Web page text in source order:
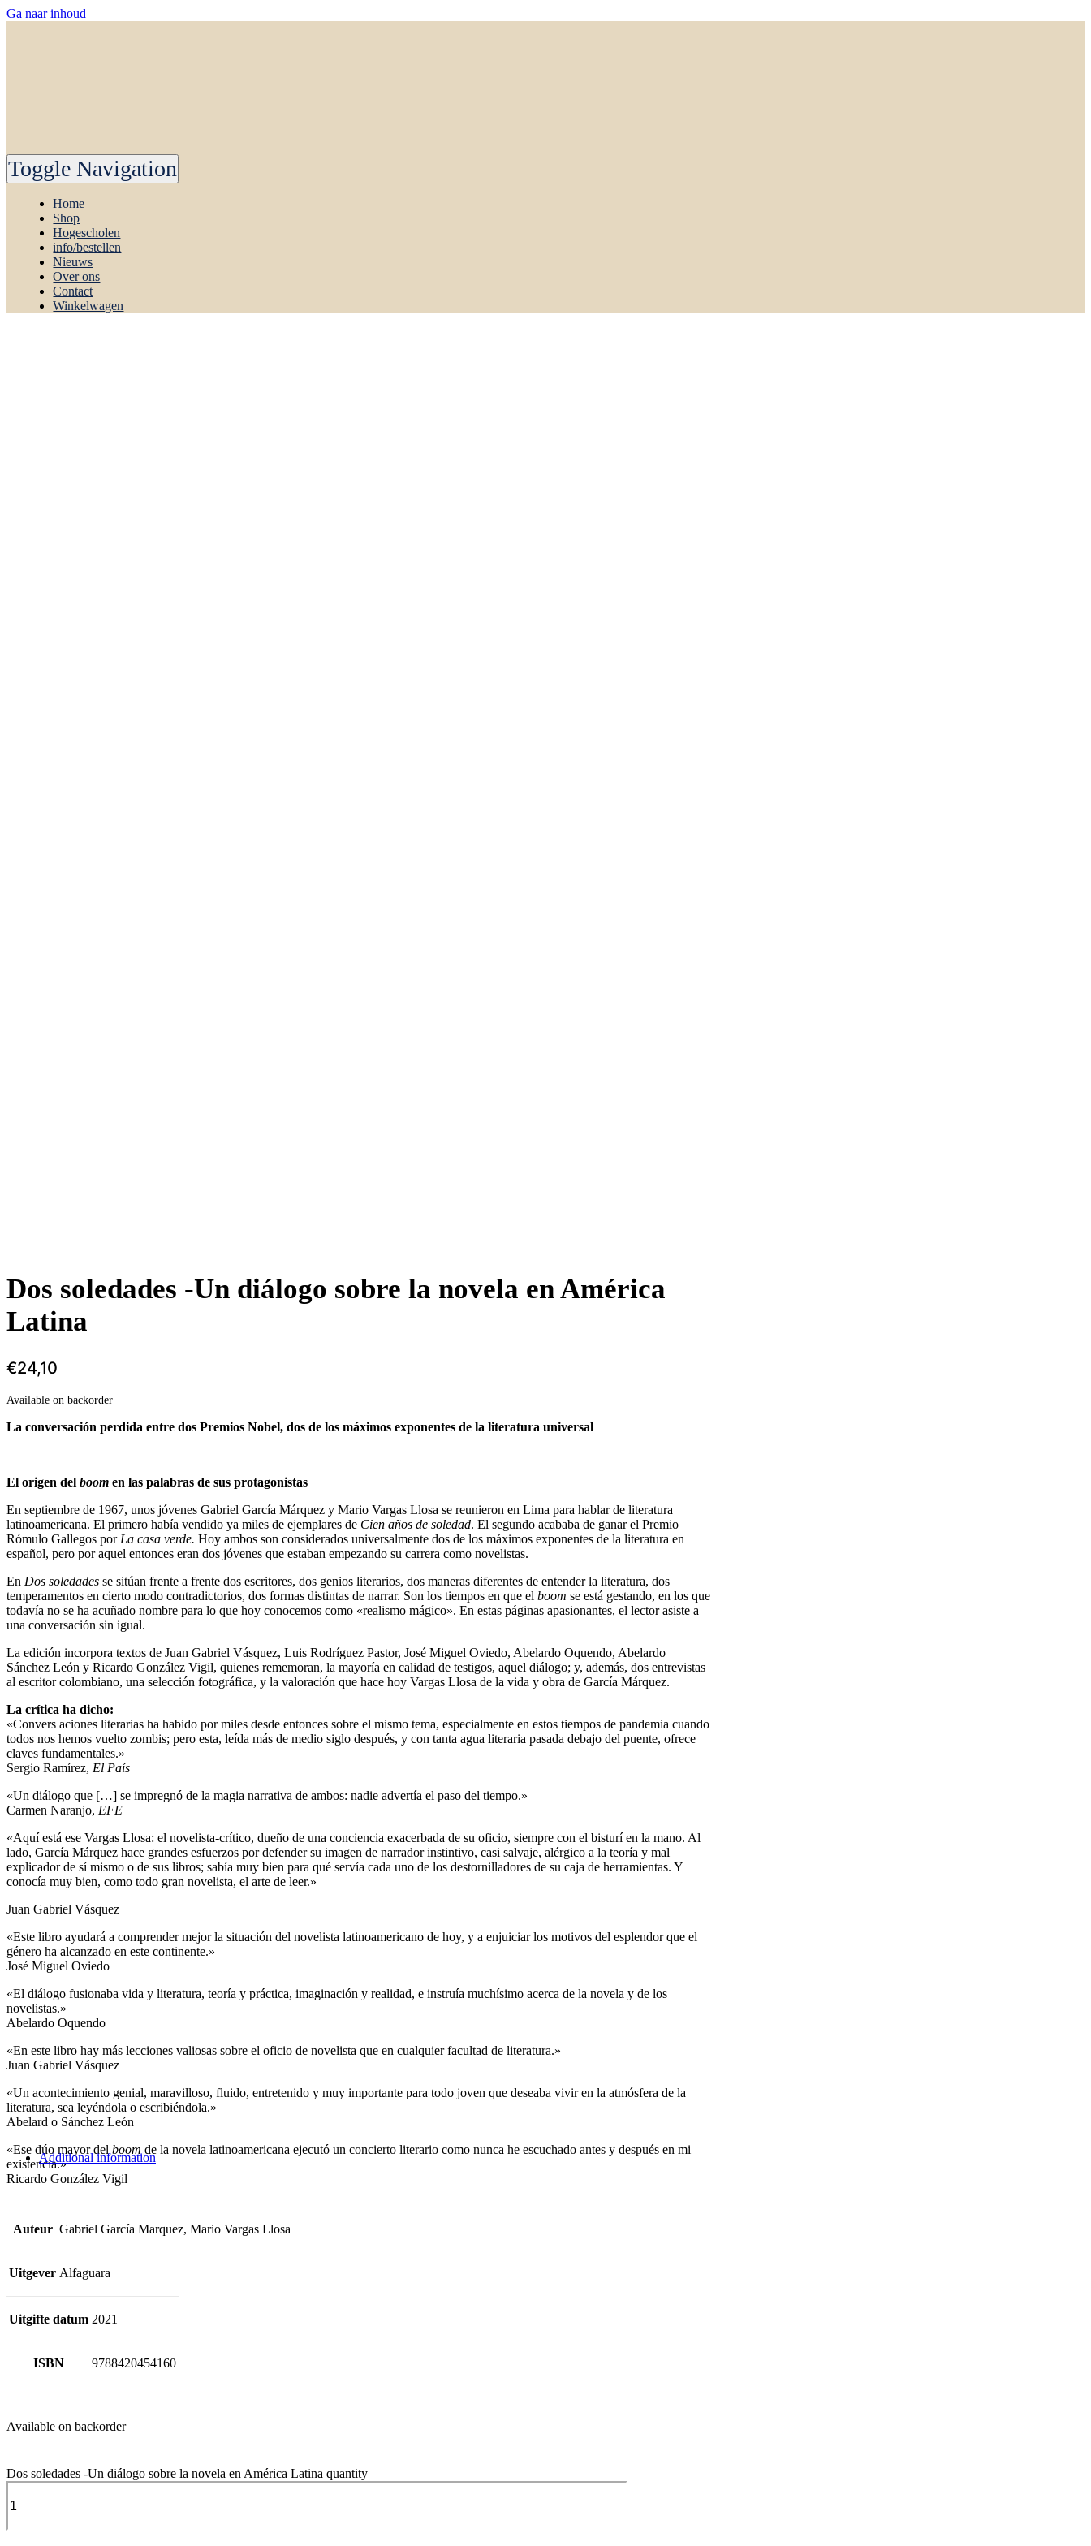
Ga naar inhoud
Toggle Navigation
Home
Shop
Hogescholen
info/bestellen
Nieuws
Over ons
Contact
Winkelwagen
Dos soledades -Un diálogo sobre la novela en América
Latina
€24,10
Available on backorder
La conversación perdida entre dos Premios Nobel, dos de los máximos exponentes de la literatura universal
El origen del boom en las palabras de sus protagonistas
En septiembre de 1967, unos jóvenes Gabriel García Márquez y Mario Vargas Llosa se reunieron en Lima para hablar de literatura
latinoamericana. El primero había vendido ya miles de ejemplares de Cien años de soledad. El segundo acababa de ganar el Premio
Rómulo Gallegos porLa casa verde. Hoy ambos son considerados universalmente dos de los máximos exponentes de la literatura en
español, pero por aquel entonces eran dos jóvenes que estaban empezando su carrera como novelistas.
En Dos soledades se sitúan frente a frente dos escritores, dos genios literarios, dos maneras diferentes de entender la literatura, dos
temperamentos en cierto modo contradictorios, dos formas distintas de narrar. Son los tiempos en que el boom se está gestando, en los que
todavía no se ha acuñado nombre para lo que hoy conocemos como «realismo mágico». En estas páginas apasionantes, el lector asiste a
una conversación sin igual.
La edición incorpora textos de Juan Gabriel Vásquez, Luis Rodríguez Pastor, José Miguel Oviedo, Abelardo Oquendo, Abelardo
Sánchez León y Ricardo González Vigil, quienes rememoran, la mayoría en calidad de testigos, aquel diálogo; y, además, dos entrevistas
al escritor colombiano, una selección fotográfica, y la valoración que hace hoy Vargas Llosa de la vida y obra de García Márquez.
La crítica ha dicho:
«Convers aciones literarias ha habido por miles desde entonces sobre el mismo tema, especialmente en estos tiempos de pandemia cuando
todos nos hemos vuelto zombis; pero esta, leída más de medio siglo después, y con tanta agua literaria pasada debajo del puente, ofrece
claves fundamentales.»
Sergio Ramírez, El País
«Un diálogo que […] se impregnó de la magia narrativa de ambos: nadie advertía el paso del tiempo.»
Carmen Naranjo, EFE
«Aquí está ese Vargas Llosa: el novelista-crítico, dueño de una conciencia exacerbada de su oficio, siempre con el bisturí en la mano. Al
lado, García Márquez hace grandes esfuerzos por defender su imagen de narrador instintivo, casi salvaje, alérgico a la teoría y mal
explicador de sí mismo o de sus libros; sabía muy bien para qué servía cada uno de los destornilladores de su caja de herramientas. Y
conocía muy bien, como todo gran novelista, el arte de leer.»
Juan Gabriel Vásquez
«Este libro ayudará a comprender mejor la situación del novelista latinoamericano de hoy, y a enjuiciar los motivos del esplendor que el
género ha alcanzado en este continente.»
José Miguel Oviedo
«El diálogo fusionaba vida y literatura, teoría y práctica, imaginación y realidad, e instruía muchísimo acerca de la novela y de los
novelistas.»
Abelardo Oquendo
«En este libro hay más lecciones valiosas sobre el oficio de novelista que en cualquier facultad de literatura.»
Juan Gabriel Vásquez
«Un acontecimiento genial, maravilloso, fluido, entretenido y muy importante para todo joven que deseaba vivir en la atmósfera de la
literatura, sea leyéndola o escribiéndola.»
Abelard o Sánchez León
«Ese dúo mayor del boom de la novela latinoamericana ejecutó un concierto literario como nunca he escuchado antes y después en mi
existencia.»
Ricardo González Vigil
Additional information
Auteur Gabriel García Marquez, Mario Vargas Llosa
Uitgever Alfaguara
Uitgifte datum 2021
ISBN 9788420454160
Available on backorder
Dos soledades -Un diálogo sobre la novela en América Latina quantity